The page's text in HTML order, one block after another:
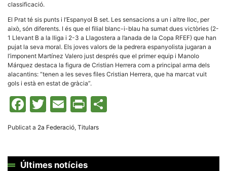
classificació.
El Prat té sis punts i l’Espanyol B set. Les sensacions a un i altre lloc, per
això, són diferents. I és que el filial blanc-i-blau ha sumat dues victòries (2-
1 Llevant B a la lliga i 2-3 a Llagostera a l’anada de la Copa RFEF) que han
pujat la seva moral. Els joves valors de la pedrera espanyolista jugaran a
l’imponent Martínez Valero just després que el primer equip i Manolo
Márquez destaca la figura de Cristian Herrera com a principal arma dels
alacantins: “tenen a les seves files Cristian Herrera, que ha marcat vuit
gols i està en estat de gràcia”.
Facebook
Twitter
Email
Print
Publicat a 2a Federació, Titulars
Últimes notícies
de manera
anònima d'ús
del lloc web
per a millorar
la funcionalitat
i la seva
estructura.